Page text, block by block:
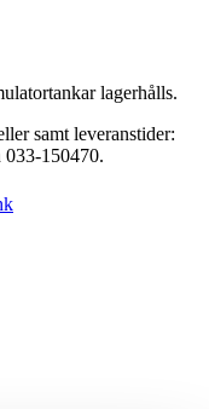
lagerhålls.
samt leveranstider:
150470.